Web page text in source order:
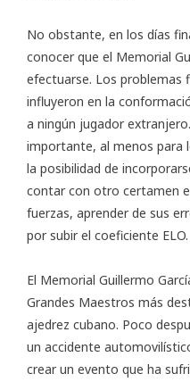
No obstante, en los días
conocer que el Memorial
efectuarse. Los problemas
influyeron en la
a ningún jugador
importante, al menos para
la posibilidad de
contar con otro certamen
fuerzas, aprender de sus
por subir el coeficiente ELO.
El Memorial Guillermo
Grandes Maestros más
ajedrez cubano. Poco
un accidente
crear un evento que ha